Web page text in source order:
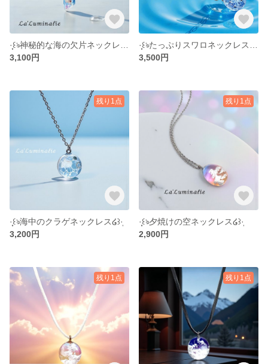
3,100円
3,500円
残り1点
·̩͙꒰ঌ海中のクラゲネックレス໒꒱·̩͙
3,200円
残り1点
·̩͙꒰ঌ夕焼けの空ネックレス໒꒱·̩͙
2,900円
残り1点 残り1点